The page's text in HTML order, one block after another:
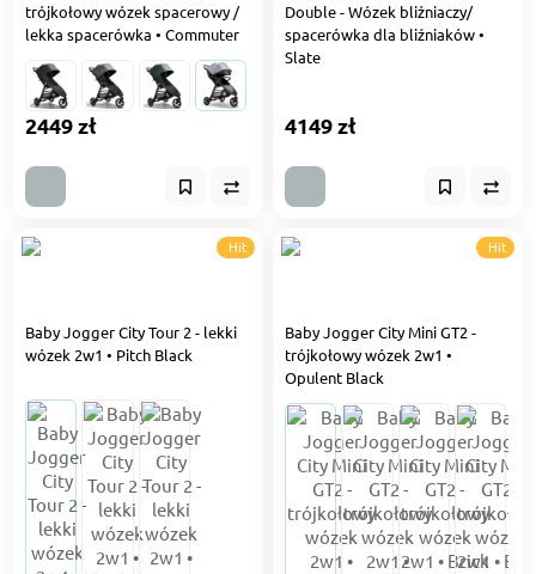
trójkołowy wózek spacerowy /
lekka spacerówka • Commuter
2449 zł
Double - Wózek bliźniaczy/
spacerówka dla bliźniaków •
Slate
4149 zł
Hit
Baby Jogger City Tour 2 - lekki
wózek 2w1 • Pitch Black
Hit
Baby Jogger City Mini GT2 -
trójkołowy wózek 2w1 •
Opulent Black